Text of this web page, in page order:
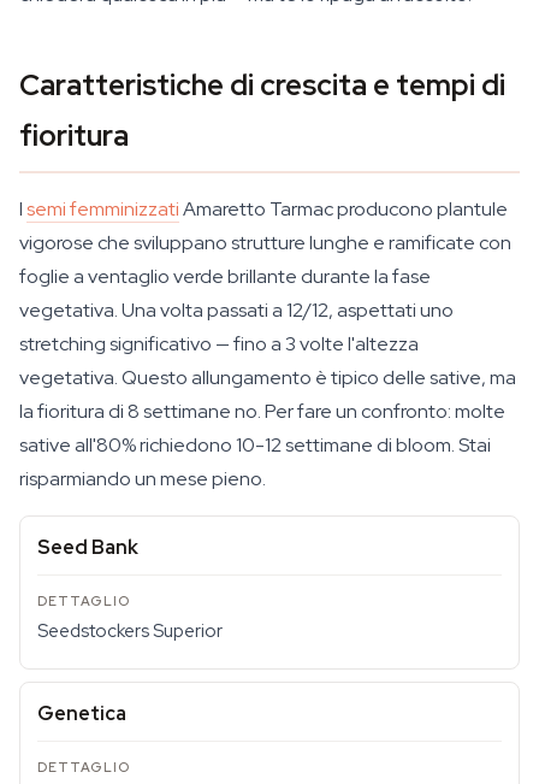
Caratteristiche di crescita e tempi di
fioritura
Isemi femminizzatiAmaretto Tarmac producono plantule
vigorose che sviluppano strutture lunghe e ramificate con
foglie a ventaglio verde brillante durante la fase
vegetativa. Una volta passati a 12/12, aspettati uno
stretching significativo — fino a 3 volte l'altezza
vegetativa. Questo allungamento è tipico delle sative, ma
la fioritura di 8 settimane no. Per fare un confronto: molte
sative all'80% richiedono 10-12 settimane di bloom. Stai
risparmiando un mese pieno.
Seed Bank
Seedstockers Superior
Genetica